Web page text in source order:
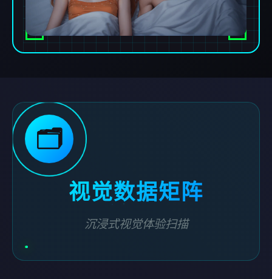
🗂️
视觉数据矩阵
沉浸式视觉体验扫描